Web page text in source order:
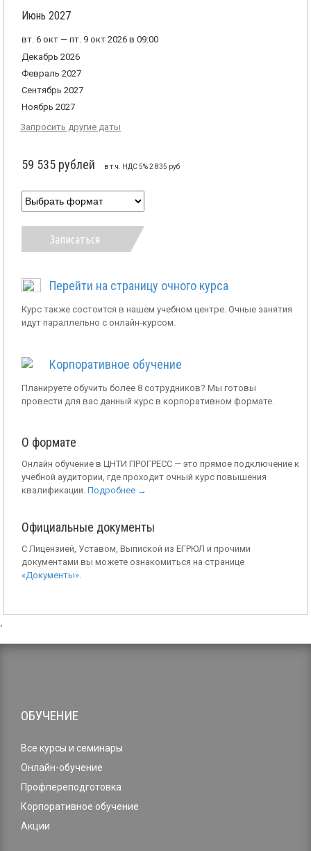
Июнь 2027
вт. 6 окт — пт. 9 окт 2026 в 09:00
Декабрь 2026
Февраль 2027
Сентябрь 2027
Ноябрь 2027
Запросить другие даты
59 535 рублей в т.ч. НДС 5% 2 835 руб
Записаться
Перейти на страницу очного курса
Курс также состоится в нашем учебном центре. Очные занятия
идут параллельно с онлайн-курсом.
Корпоративное обучение
Планируете обучить более 8 сотрудников? Мы готовы
провести для вас данный курс в корпоративном формате.
О формате
Онлайн обучение в ЦНТИ ПРОГРЕСС — это прямое подключение к
учебной аудитории, где проходит очный курс повышения
квалификации. Подробнее →
Официальные документы
С Лицензией, Уставом, Выпиской из ЕГРЮЛ и прочими
документами вы можете ознакомиться на странице
«Документы».
ОБУЧЕНИЕ
Все курсы и семинары
Онлайн-обучение
Профпереподготовка
Корпоративное обучение
Акции